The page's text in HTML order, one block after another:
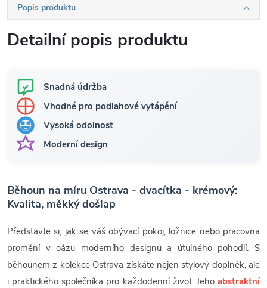
Popis produktu
Detailní popis produktu
Snadná údržba
Vhodné pro podlahové vytápění
Vysoká odolnost
Moderní design
Běhoun na míru Ostrava - dvacítka - krémový:
Kvalita, měkký došlap
Představte si, jak se váš obývací pokoj, ložnice nebo pracovna
promění v oázu moderního designu a útulného pohodlí. S
běhounem z kolekce Ostrava získáte nejen stylový doplněk, ale
i praktického společníka pro každodenní život. Jeho abstraktní